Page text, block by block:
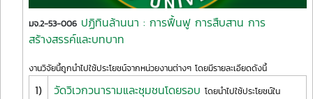
มจ.2-53-006 ปฏิทินล้านนา : การฟื้นฟู การสืบสาน การ
สร้างสรรค์และบทบาท
งานวิจัยนี้ถูกนำไปใช้ประโยชน์จากหน่วยงานต่างๆ โดยมีรายละเอียดดังนี้
1) วัดวิเวกวนารามและชุมชนโดยรอบ โดยนำไปใช้ประโยชน์ใน